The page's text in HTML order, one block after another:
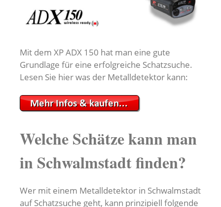
Mit dem XP ADX 150 hat man eine gute
Grundlage für eine erfolgreiche Schatzsuche.
Lesen Sie hier was der Metalldetektor kann:
Welche Schätze kann man
in Schwalmstadt finden?
Wer mit einem Metalldetektor in Schwalmstadt
auf Schatzsuche geht, kann prinzipiell folgende